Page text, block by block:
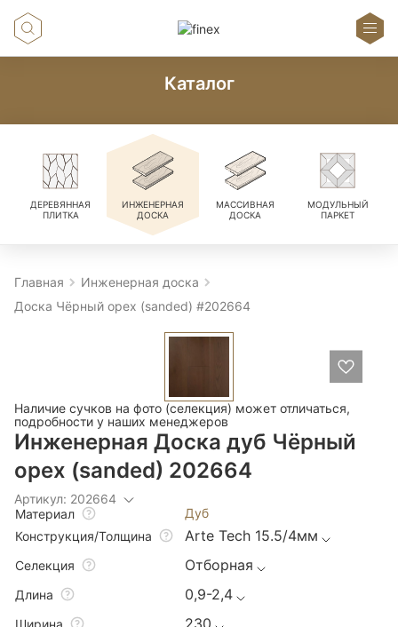
Каталог
ДЕРЕВЯННАЯ
ПЛИТКА
ИНЖЕНЕРНАЯ
ДОСКА
МАССИВНАЯ
ДОСКА
МОДУЛЬНЫЙ
ПАРКЕТ
Главная
Инженерная доска
Доска Чёрный орех (sanded) #202664
Наличие сучков на фото (селекция) может отличаться,
подробности у наших менеджеров
Инженерная Доска дуб Чёрный
орех (sanded) 202664
Артикул: 202664
Материал
Дуб
Конструкция/Толщина
Arte Tech 15.5/4мм
Селекция Отборная
Длина 0,9-2,4
Ширина